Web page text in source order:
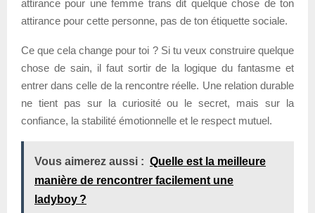
attirance pour une femme trans dit quelque chose de ton
attirance pour cette personne, pas de ton étiquette sociale.
Ce que cela change pour toi ? Si tu veux construire quelque
chose de sain, il faut sortir de la logique du fantasme et
entrer dans celle de la rencontre réelle. Une relation durable
ne tient pas sur la curiosité ou le secret, mais sur la
confiance, la stabilité émotionnelle et le respect mutuel.
Vous aimerez aussi : Quelle est la meilleure
manière de rencontrer facilement une
ladyboy ?